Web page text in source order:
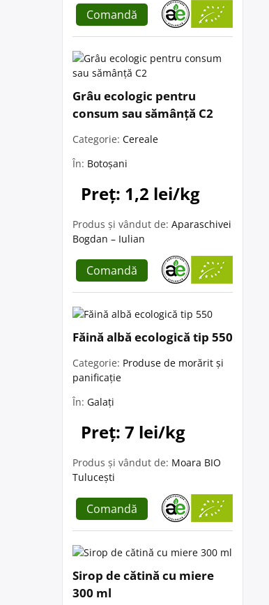
Comandă
Grâu ecologic pentru
consum sau sămânță C2
Categorie: Cereale
În: Botoșani
Preț: 1,2 lei/kg
Produs și vândut de: Aparaschivei
Bogdan – Iulian
Comandă
Făină albă ecologică tip 550
Categorie: Produse de morărit și
panificație
În: Galați
Preț: 7 lei/kg
Produs și vândut de: Moara BIO
Tulucești
Comandă
Sirop de cătină cu miere
300 ml